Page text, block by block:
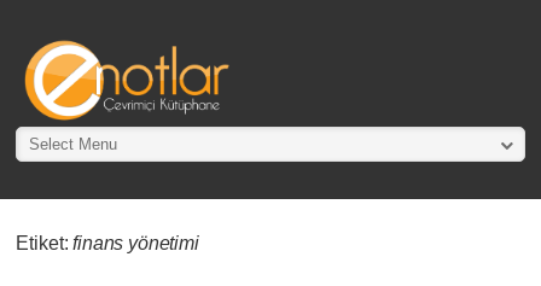
Select Menu
Etiket:finans yönetimi